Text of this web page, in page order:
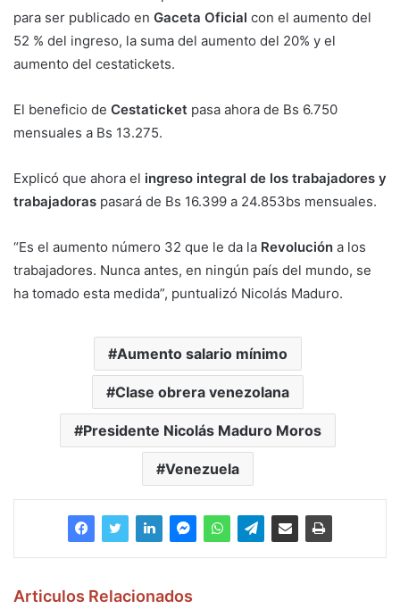
para ser publicado en Gaceta Oficial con el aumento del
52 % del ingreso, la suma del aumento del 20% y el
aumento del cestatickets.
El beneficio de Cestaticket pasa ahora de Bs 6.750
mensuales a Bs 13.275.
Explicó que ahora el ingreso integral de los trabajadores y
trabajadoras pasará de Bs 16.399 a 24.853bs mensuales.
“Es el aumento número 32 que le da la Revolución a los
trabajadores. Nunca antes, en ningún país del mundo, se
ha tomado esta medida”, puntualizó Nicolás Maduro.
Aumento salario mínimo
Clase obrera venezolana
Presidente Nicolás Maduro Moros
Venezuela
Articulos Relacionados